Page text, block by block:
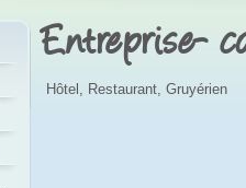
Entreprise-
Hôtel, Restaurant, Gruyérien